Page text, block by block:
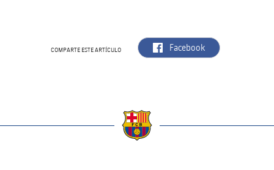
COMPARTE ESTE ARTÍCULO label.aria.facebook
Facebook